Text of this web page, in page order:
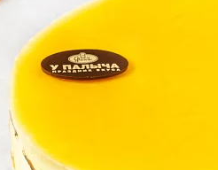
Колбаса и деликатесы
Сыр и масло
Кейтеринг
Десерты замороженные,
Полезные сладости и снеки
Чай, кофе, напитки